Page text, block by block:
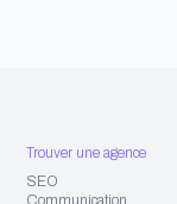
Trouver une agence
SEO
Communication